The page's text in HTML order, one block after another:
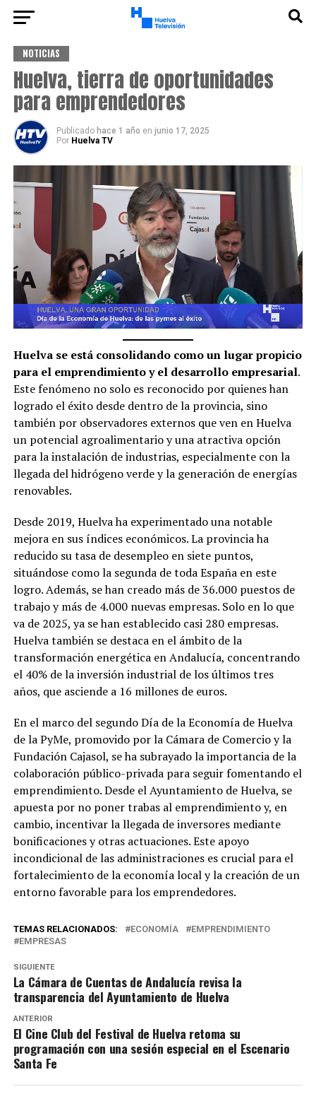
NOTICIAS
Huelva, tierra de oportunidades
para emprendedores
Publicado hace 1 año en junio 17, 2025
Por Huelva TV
Huelva se está consolidando como un lugar propicio
para el emprendimiento y el desarrollo empresarial.
Este fenómeno no solo es reconocido por quienes han
logrado el éxito desde dentro de la provincia, sino
también por observadores externos que ven en Huelva
un potencial agroalimentario y una atractiva opción
para la instalación de industrias, especialmente con la
llegada del hidrógeno verde y la generación de energías
renovables.
Desde 2019, Huelva ha experimentado una notable
mejora en sus índices económicos. La provincia ha
reducido su tasa de desempleo en siete puntos,
situándose como la segunda de toda España en este
logro. Además, se han creado más de 36.000 puestos de
trabajo y más de 4.000 nuevas empresas. Solo en lo que
va de 2025, ya se han establecido casi 280 empresas.
Huelva también se destaca en el ámbito de la
transformación energética en Andalucía, concentrando
el 40% de la inversión industrial de los últimos tres
años, que asciende a 16 millones de euros.
En el marco del segundo Día de la Economía de Huelva
de la PyMe, promovido por la Cámara de Comercio y la
Fundación Cajasol, se ha subrayado la importancia de la
colaboración público-privada para seguir fomentando el
emprendimiento. Desde el Ayuntamiento de Huelva, se
apuesta por no poner trabas al emprendimiento y, en
cambio, incentivar la llegada de inversores mediante
bonificaciones y otras actuaciones. Este apoyo
incondicional de las administraciones es crucial para el
fortalecimiento de la economía local y la creación de un
entorno favorable para los emprendedores.
TEMAS RELACIONADOS: ECONOMÍA
EMPRENDIMIENTO
EMPRESAS
SIGUIENTE
La Cámara de Cuentas de Andalucía revisa la
transparencia del Ayuntamiento de Huelva
ANTERIOR
El Cine Club del Festival de Huelva retoma su
programación con una sesión especial en el Escenario
Santa Fe